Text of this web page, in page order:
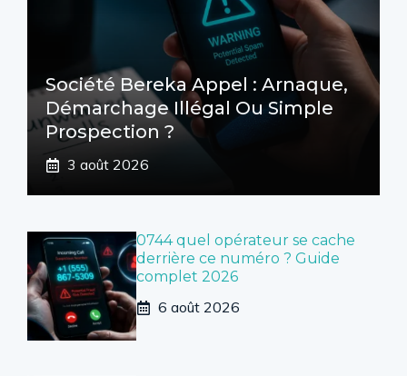
Société Bereka Appel : Arnaque,
Démarchage Illégal Ou Simple
Prospection ?
3 août 2026
0744 quel opérateur se cache
derrière ce numéro ? Guide
complet 2026
6 août 2026